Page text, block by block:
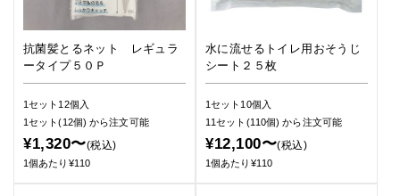
抗菌髪とるネット レギュラ
ータイプ５０Ｐ
1セット12個入
1セット(12個)から注文可能
¥1,320〜(税込)
1個あたり¥110
水に流せるトイレ用おそうじ
シート２５枚
1セット10個入
11セット(110個)から注文可能
¥12,100〜(税込)
1個あたり¥110